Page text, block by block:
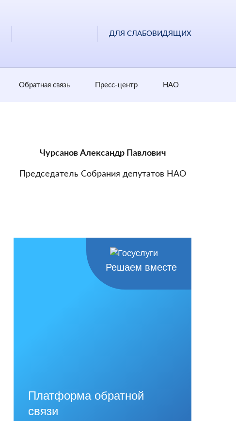
ДЛЯ СЛАБОВИДЯЩИХ
Обратная cвязь Пресс-центр НАО
Чурсанов Александр Павлович
Председатель Собрания депутатов НАО
Решаем вместе
Платформа обратной
связи